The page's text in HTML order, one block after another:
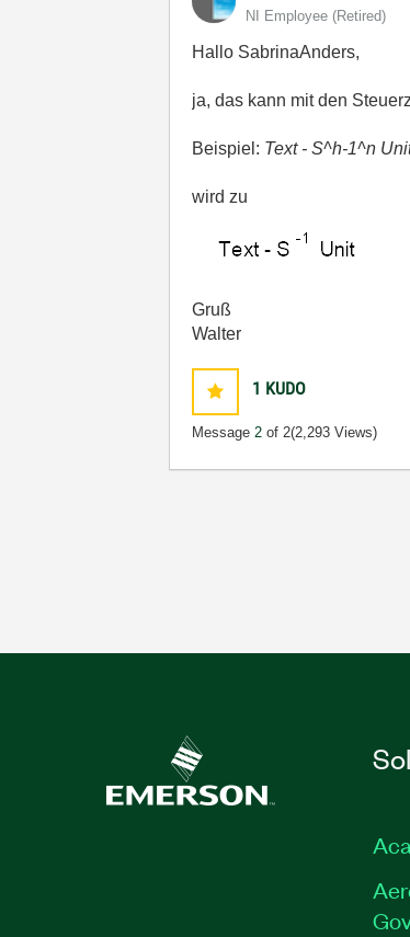
NI Employee (retired)
Hallo SabrinaAnders,
ja, das kann mit den
Beispiel: Text - S^h-1^n
wird zu
Gruß
Walter
1 KUDO
Message2 of 2(2,293 Views)